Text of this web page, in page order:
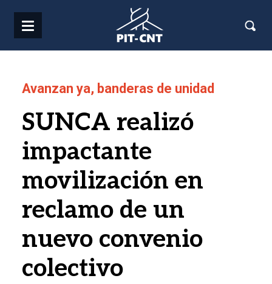
Avanzan ya, banderas de unidad
SUNCA realizó
impactante
movilización en
reclamo de un
nuevo convenio
colectivo